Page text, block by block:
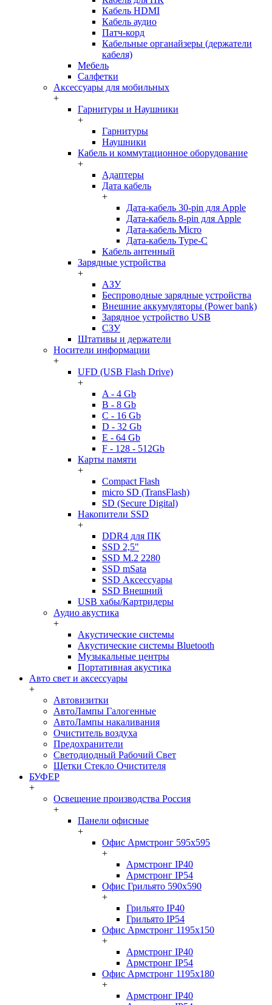
Кабель HDMI
Кабель аудио
Патч-корд
Кабельные органайзеры (держатели
кабеля)
Мебель
Салфетки
Аксессуары для мобильных
+
Гарнитуры и Наушники
+
Гарнитуры
Наушники
Кабель и коммутационное оборудование
+
Адаптеры
Дата кабель
+
Дата-кабель 30-pin для Apple
Дата-кабель 8-pin для Apple
Дата-кабель Micro
Дата-кабель Type-C
Кабель антенный
Зарядные устройства
+
АЗУ
Беспроводные зарядные устройства
Внешние аккумуляторы (Power bank)
Зарядное устройство USB
СЗУ
Штативы и держатели
Носители информации
+
UFD (USB Flash Drive)
+
A - 4 Gb
B - 8 Gb
C - 16 Gb
D - 32 Gb
E - 64 Gb
F - 128 - 512Gb
Карты памяти
+
Compact Flash
micro SD (TransFlash)
SD (Secure Digital)
Накопители SSD
+
DDR4 для ПК
SSD 2,5"
SSD M.2 2280
SSD mSata
SSD Аксессуары
SSD Внешний
USB хабы/Картридеры
Аудио акустика
+
Акустические системы
Акустические системы Bluetooth
Музыкальные центры
Портативная акустика
Авто свет и аксессуары
+
Автовизитки
АвтоЛампы Галогенные
АвтоЛампы накаливания
Очиститель воздуха
Предохранители
Светодиодный Рабочий Свет
Щетки Стекло Очистителя
БУФЕР
+
Освещение производства Россия
+
Панели офисные
+
Офис Армстронг 595x595
+
Армстронг IP40
Армстронг IP54
Офис Грильято 590x590
+
Грильято IP40
Грильято IP54
Офис Армстронг 1195x150
+
Армстронг IP40
Армстронг IP54
Офис Армстронг 1195x180
+
Армстронг IP40